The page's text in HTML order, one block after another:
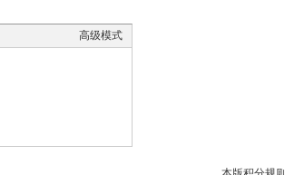
高级模式